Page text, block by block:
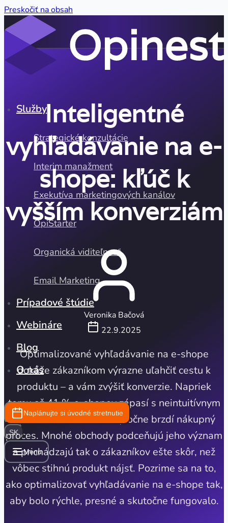
Preskočiť na obsah
Služby
Strategické konzultácie
Interim manažment
Exekutíva marketingových kanálov
OpiStarter
Organická viditeľnosť
Email Marketing
Prípadové štúdie
Webináre
Blog
O nás
Naplánujte si úvodné stretnutie
SK
Menu
Inteligentné
vyhľadávanie na e-
shope: kľúč k
vyšším konverziám
Veronika Bačová
22.9.2025
Optimalizované vyhľadávanie na e-shope
dokáže zákazníkom výrazne uľahčiť cestu k
produktu – a vám zvýšiť konverzie. Napriek
tomu až 41 % e-shopov zápasí s neintuitívnym
vyhľadávaním, ktoré zbytočne brzdí nákupný
proces. Mnohé obchody podceňujú jeho význam
a prichádzajú tak o zákazníkov ešte skôr, než
vôbec stihnú produkt nájsť. Pozrime sa na to,
ako optimalizovať vyhľadávanie na e-shope tak,
aby bolo rýchle, presné a skutočne fungovalo.